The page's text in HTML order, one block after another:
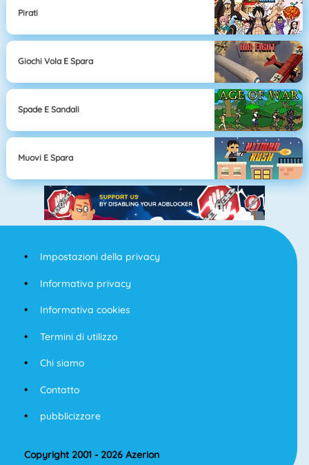
Pirati
Giochi Vola E Spara
Spade E Sandali
Muovi E Spara
Impostazioni della privacy
Informativa privacy
Informativa cookies
Termini di utilizzo
Chi siamo
Contatto
pubblicizzare
Copyright 2001 - 2026 Azerion